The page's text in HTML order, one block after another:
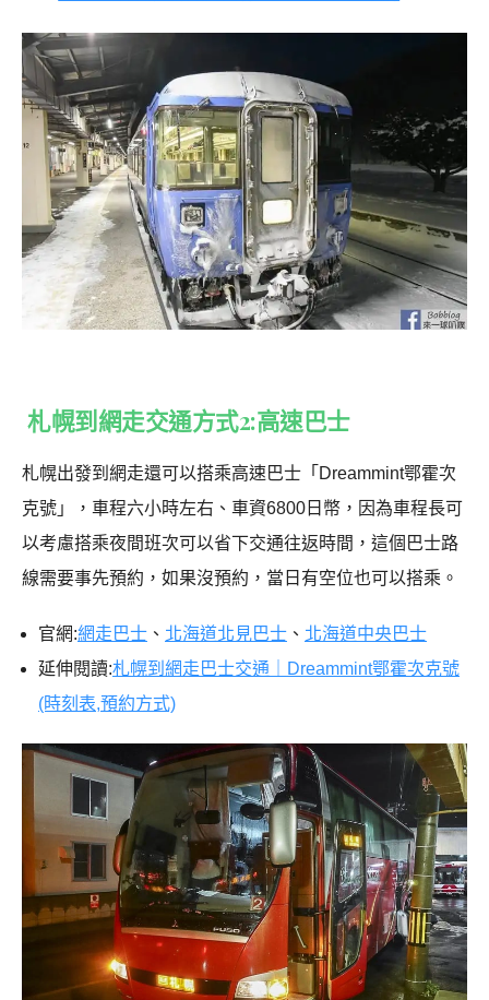
札幌到網走交通方式2:高速巴士
札幌出發到網走還可以搭乘高速巴士「Dreammint鄂霍次
克號」，車程六小時左右、車資6800日幣，因為車程長可
以考慮搭乘夜間班次可以省下交通往返時間，這個巴士路
線需要事先預約，如果沒預約，當日有空位也可以搭乘。
官網:網走巴士 、 北海道北見巴士 、 北海道中央巴士
延伸閱讀:札幌到網走巴士交通｜Dreammint鄂霍次克號
(時刻表,預約方式)